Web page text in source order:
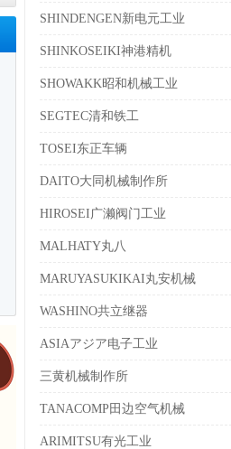
SHINDENGEN新电元工业
SHINKOSEIKI神港精机
SHOWAKK昭和机械工业
SEGTEC清和铁工
TOSEI东正车辆
DAITO大同机械制作所
HIROSEI广濑阀门工业
MALHATY丸八
MARUYASUKIKAI丸安机械
WASHINO共立继器
ASIAアジア电子工业
三黄机械制作所
TANACOMP田边空气机械
ARIMITSU有光工业